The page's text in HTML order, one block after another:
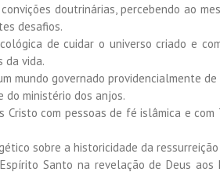
doutrinárias, percebendo ao
desafios.
de cuidar o universo criado e
da vida.
mundo governado providencialmente
ministério dos anjos.
com pessoas de fé islâmica e com
sobre a historicidade da ressurreição
Santo na revelação de Deus aos